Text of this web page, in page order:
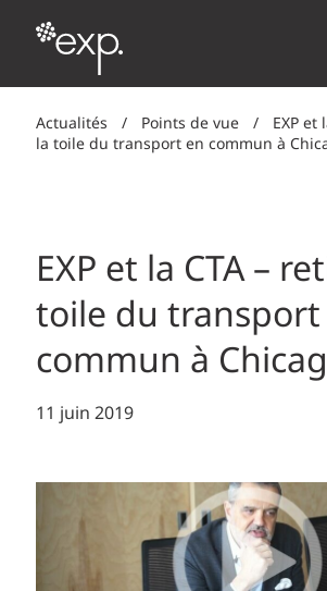
Actualités / Points de vue /
EXP et
la toile du transport en commun à
EXP et la CTA –
toile du
commun à
11 juin 2019